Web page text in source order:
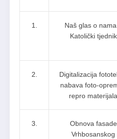
1.
Naš glas o
Katolički tjednik
2.
Digitalizacija
nabava foto-
repro materijala
3.
Obnova fasade
Vrhbosanskog